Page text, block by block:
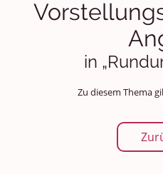
in
Zu diesem Thema